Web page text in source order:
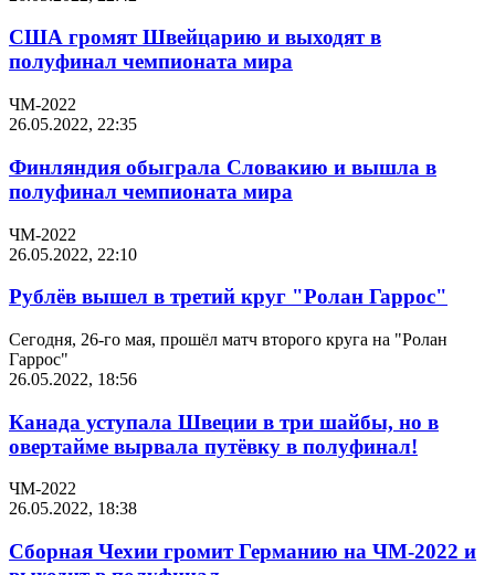
США громят Швейцарию и выходят в
полуфинал чемпионата мира
ЧМ-2022
26.05.2022, 22:35
Финляндия обыграла Словакию и вышла в
полуфинал чемпионата мира
ЧМ-2022
26.05.2022, 22:10
Рублёв вышел в третий круг "Ролан Гаррос"
Сегодня, 26-го мая, прошёл матч второго круга на "Ролан
Гаррос"
26.05.2022, 18:56
Канада уступала Швеции в три шайбы, но в
овертайме вырвала путёвку в полуфинал!
ЧМ-2022
26.05.2022, 18:38
Сборная Чехии громит Германию на ЧМ-2022 и